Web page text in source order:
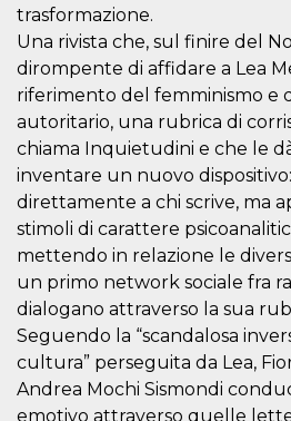
trasformazione.
Una rivista che, sul finire del
dirompente di affidare a Lea
riferimento del femminismo e
autoritario, una rubrica di
chiama Inquietudini e che le
inventare un nuovo
direttamente a chi scrive, ma
stimoli di carattere
mettendo in relazione le
un primo network sociale fra
dialogano attraverso la sua
Seguendo la “scandalosa
cultura” perseguita da Lea,
Andrea Mochi Sismondi
emotivo attraverso quelle
Stripe
m.stripe.com
CookieScriptConsent
CookieScript